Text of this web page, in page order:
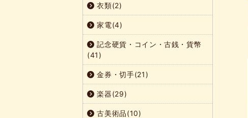
衣類(2)
家電(4)
記念硬貨・コイン・古銭・貨幣
(41)
金券・切手(21)
楽器(29)
古美術品(10)